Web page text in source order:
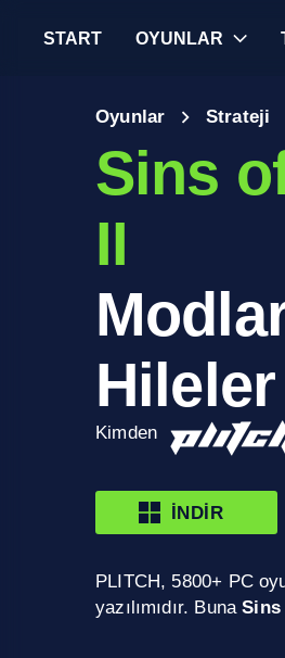
START OYUNLAR
Oyunlar Strateji
Sins
II
Hileler
Kimden
İNDIR
PLITCH, 5800+ PC
yazılımıdır. BunaSins